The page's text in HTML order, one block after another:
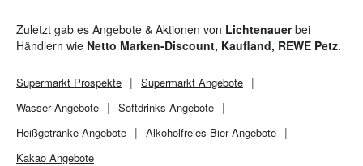
Zuletzt gab es Angebote & Aktionen von Lichtenauerbei
Händlern wie Netto Marken-Discount, Kaufland, REWE Petz.
Supermarkt Prospekte Supermarkt Angebote
Wasser Angebote
Softdrinks Angebote
Heißgetränke Angebote
Alkoholfreies Bier Angebote
Kakao Angebote